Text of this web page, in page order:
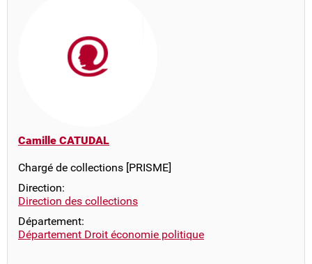
Camille CATUDAL
Chargé de collections [PRISME]
Direction:
Direction des collections
Département:
Département Droit économie politique